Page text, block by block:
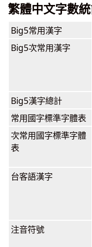
繁體中文字數
Big5常用漢字
Big5次常用漢字
Big5漢字總計
常用國字標準字體表
次常用國字標準字體
表
台客語漢字
注音符號